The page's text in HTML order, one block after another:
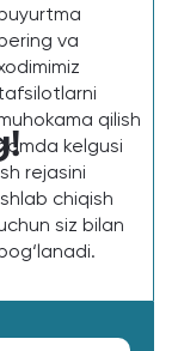
va
qilish
kelgusi
rejasini
chiqish
siz bilan